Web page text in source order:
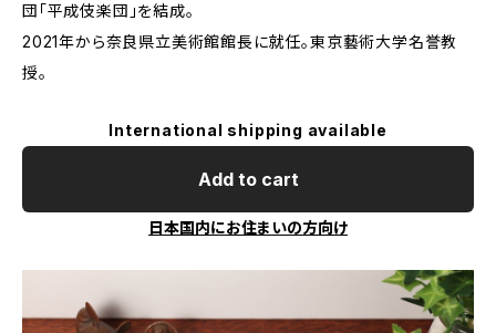
団「平成伎楽団」を結成。
2021年から奈良県立美術館館長に就任。東京藝術大学名誉教
授。
International shipping available
Add to cart
日本国内にお住まいの方向け